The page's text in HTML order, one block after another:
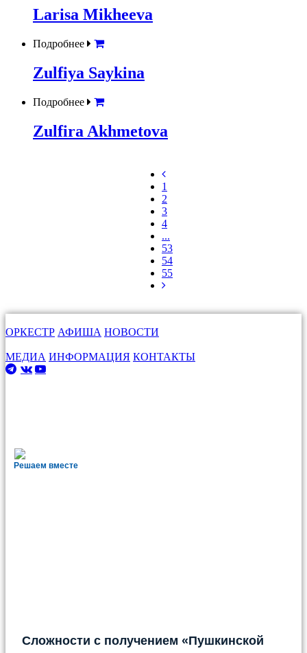
Larisa Mikheeva
Подробнее
Zulfiya Saykina
Подробнее
Zulfira Akhmetova
1
2
3
4
...
53
54
55
ОРКЕСТР АФИША НОВОСТИ
МЕДИА ИНФОРМАЦИЯ КОНТАКТЫ
Решаем вместе
Сложности с получением «Пушкинской